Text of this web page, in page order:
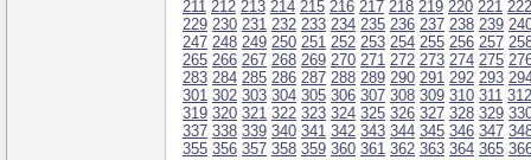
211 212 213 214 215 216 217 218 219 220 221 222
229 230 231 232 233 234 235 236 237 238 239
247 248 249 250 251 252 253 254 255 256 257
265 266 267 268 269 270 271 272 273 274 275
283 284 285 286 287 288 289 290 291 292 293
301 302 303 304 305 306 307 308 309 310 311 312
319 320 321 322 323 324 325 326 327 328 329
337 338 339 340 341 342 343 344 345 346 347
355 356 357 358 359 360 361 362 363 364 365